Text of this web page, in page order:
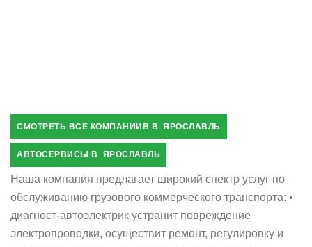
СМОТРЕТЬ ВСЕ КОМПАНИИВ В ЯРОСЛАВЛЬ
АВТОСЕРВИСЫ В ЯРОСЛАВЛЬ
Наша компания предлагает широкий спектр услуг по
обслуживанию грузового коммерческого транспорта: •
диагност-автоэлектрик устранит повреждение
электропроводки, осуществит ремонт, регулировку и